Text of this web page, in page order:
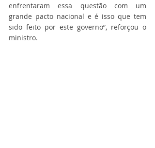
enfrentaram essa questão com um
grande pacto nacional e é isso que tem
sido feito por este governo”, reforçou o
ministro.